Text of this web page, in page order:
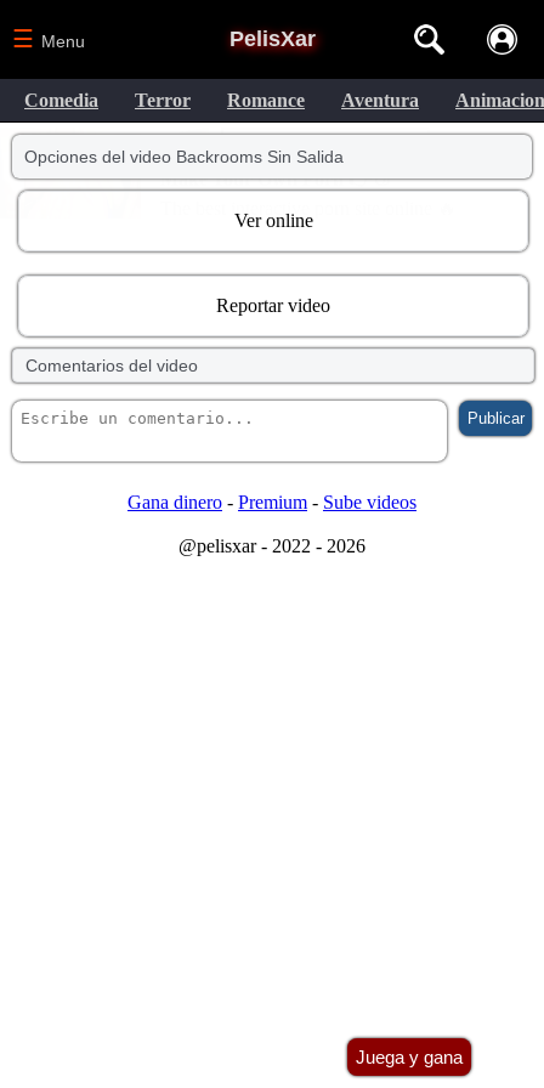
PelisXar
☰ Menu
Comedia Terror Romance Aventura Animacion
Juega y gana
Opciones del video Backrooms Sin Salida
Ver online
Reportar video
Comentarios del video
Gana dinero- Premium- Sube videos
@pelisxar - 2022 - 2026